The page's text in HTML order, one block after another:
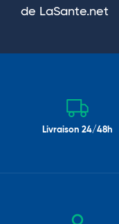
de LaSante.net
Livraison 24/48h